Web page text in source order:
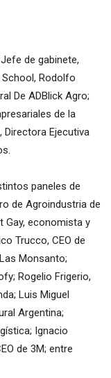
de gabinete,
Rodolfo
De ADBlick Agro;
de la
Directora Ejecutiva
paneles de
de Agroindustria de
Gay, economista y
Trucco, CEO de
Monsanto;
Rogelio Frigerio,
Luis Miguel
Argentina;
Ignacio
de 3M; entre